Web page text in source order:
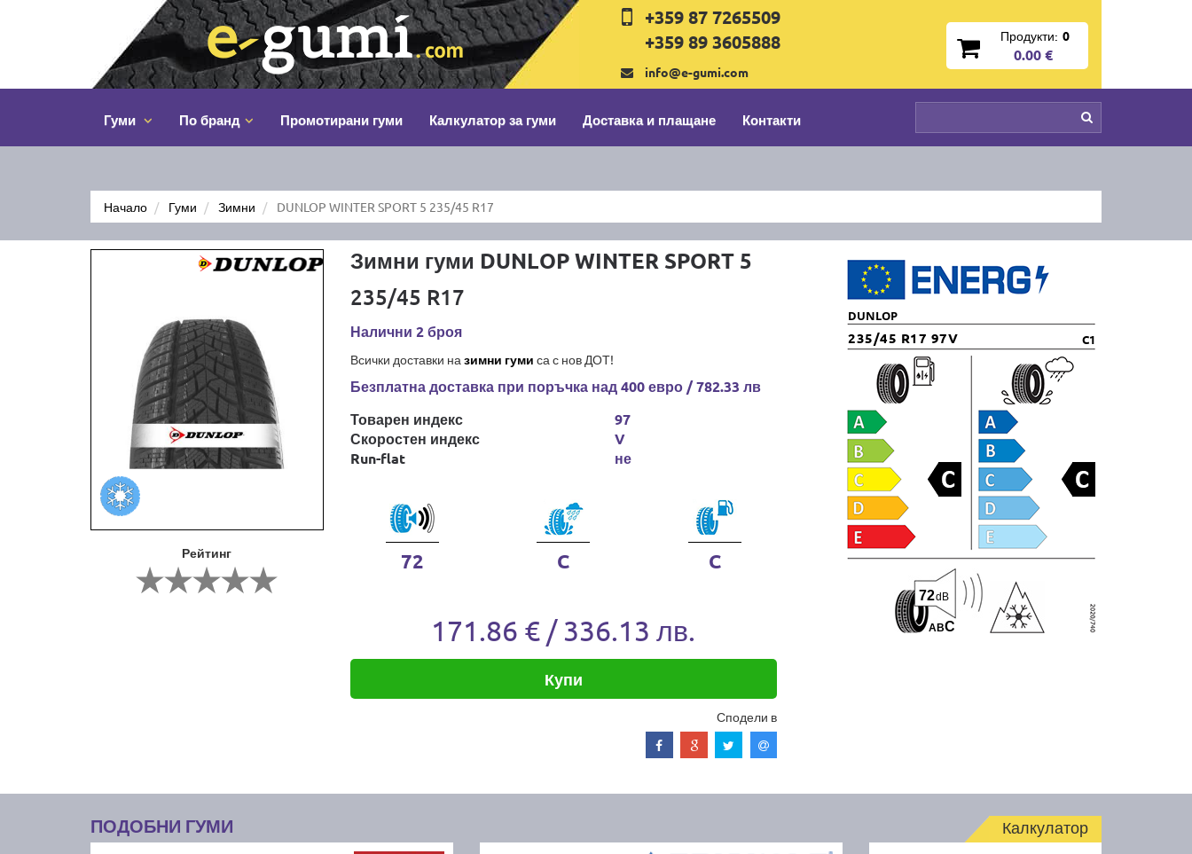
+359 87 7265509
+359 89 3605888
info@e-gumi.com
Продукти: 0
0.00 €
Гуми По бранд Промотирани гуми Калкулатор за гуми Доставка и плащане Контакти
Начало Гуми Зимни DUNLOP WINTER SPORT 5 235/45 R17
Рейтинг
Зимни гуми DUNLOP WINTER SPORT 5
235/45 R17
Налични 2 броя
Всички доставки на зимни гуми са с нов ДОТ!
Безплатна доставка при поръчка над 400 евро / 782.33 лв
Товарен индекс
Скоростен индекс
Run-flat
97
V
не
72 C C
171.86 € / 336.13 лв.
Купи
Сподели в
DUNLOP
235/45 R17 97V C1
A BC
72dB
ПОДОБНИ ГУМИ Калкулатор